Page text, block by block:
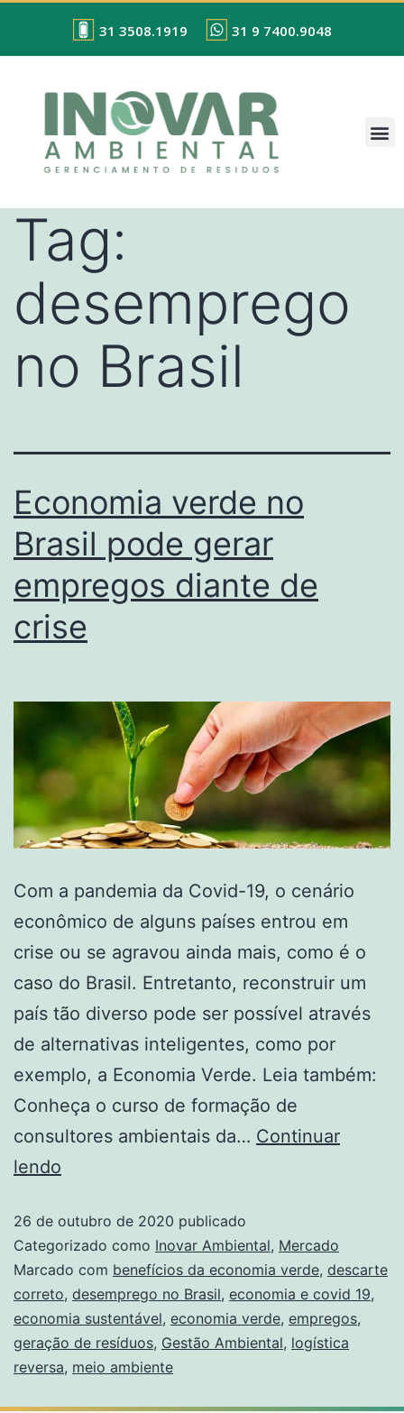
31 3508.1919 31 9 7400.9048
Tag:
desemprego
no Brasil
Economia verde no
Brasil pode gerar
empregos diante de
crise
Com a pandemia da Covid-19, o cenário
econômico de alguns países entrou em
crise ou se agravou ainda mais, como é o
caso do Brasil. Entretanto, reconstruir um
país tão diverso pode ser possível através
de alternativas inteligentes, como por
exemplo, a Economia Verde. Leia também:
Conheça o curso de formação de
consultores ambientais da… Continuar
lendo
26 de outubro de 2020 publicado
Categorizado como Inovar Ambiental, Mercado
Marcado com benefícios da economia verde, descarte
correto, desemprego no Brasil, economia e covid 19,
economia sustentável, economia verde, empregos,
geração de resíduos, Gestão Ambiental, logística
reversa, meio ambiente